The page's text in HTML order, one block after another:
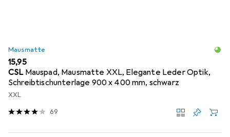
Mausmatte
EUR
15,95
CSL Mauspad, Mausmatte XXL, Elegante Leder Optik,
Schreibtischunterlage 900 x 400 mm, schwarz
XXL
69